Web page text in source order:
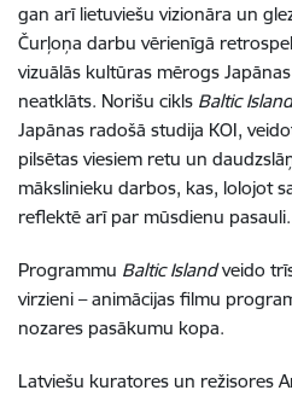
gan arī lietuviešu vizionāra un
Čurļoņa darbu vērienīgā
vizuālās kultūras mērogs
neatklāts. Norišu cikls Baltic Island
Japānas radošā studija KOI,
pilsētas viesiem retu un
mākslinieku darbos, kas, lolojot
reflektē arī par mūsdienu pasauli.
Programmu Baltic Islandveido
virzieni – animācijas filmu
nozares pasākumu kopa.
Latviešu kuratores un režisores